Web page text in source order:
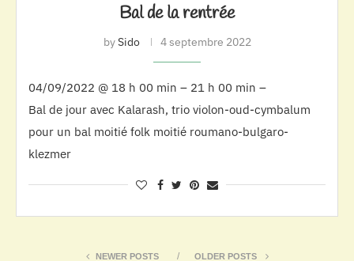
Bal de la rentrée
bySido 4 septembre 2022
04/09/2022 @ 18 h 00 min – 21 h 00 min –
Bal de jour avec Kalarash, trio violon-oud-cymbalum
pour un bal moitié folk moitié roumano-bulgaro-
klezmer
NEWER POSTS OLDER POSTS